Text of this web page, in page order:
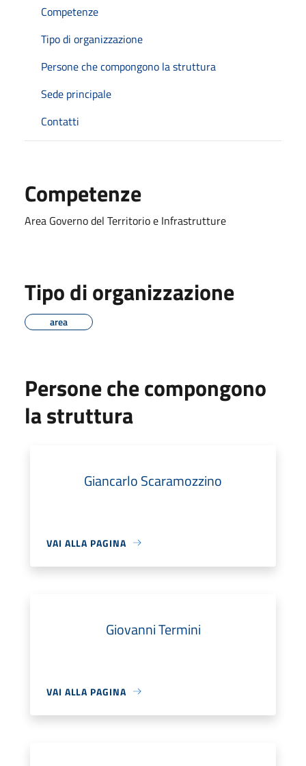
Competenze
Tipo di organizzazione
Persone che compongono la struttura
Sede principale
Contatti
Competenze
Area Governo del Territorio e Infrastrutture
Tipo di organizzazione
area
Persone che compongono
la struttura
Giancarlo Scaramozzino
VAI ALLA PAGINA
Giovanni Termini
VAI ALLA PAGINA